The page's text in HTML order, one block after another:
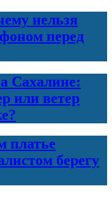
нельзя
перед
Сахалине:
или ветер
платье
берегу